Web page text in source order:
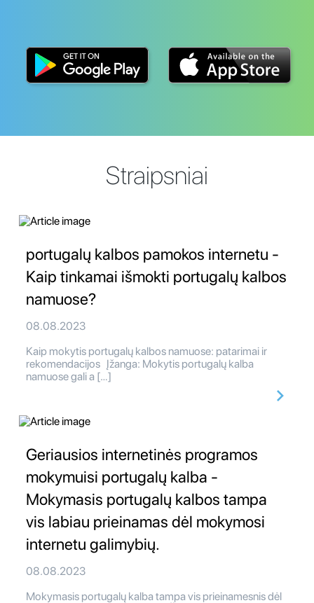
Straipsniai
portugalų kalbos pamokos internetu -
Kaip tinkamai išmokti portugalų kalbos
namuose?
08.08.2023
Kaip mokytis portugalų kalbos namuose: patarimai ir
rekomendacijos Įžanga: Mokytis portugalų kalba
namuose gali a […]
Geriausios internetinės programos
mokymuisi portugalų kalba -
Mokymasis portugalų kalbos tampa
vis labiau prieinamas dėl mokymosi
internetu galimybių.
08.08.2023
Mokymasis portugalų kalba tampa vis prieinamesnis dėl